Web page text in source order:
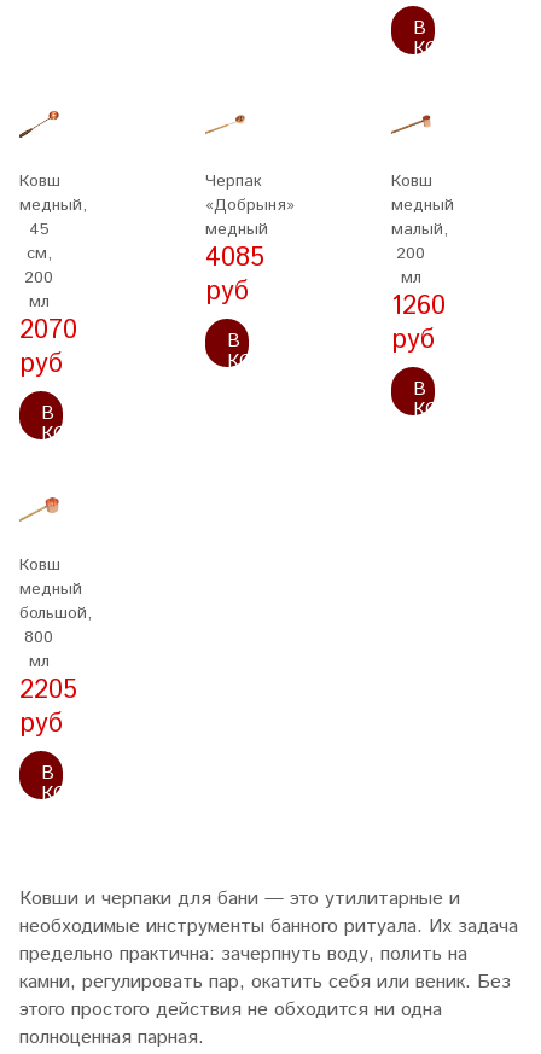
В
КОРЗИНУ
Ковш
медный,
45
см,
200
мл
2070
руб
В
КОРЗИНУ
Черпак
«Добрыня»
медный
4085
руб
В
КОРЗИНУ
Ковш
медный
малый,
200
мл
1260
руб
В
КОРЗИНУ
Ковш
медный
большой,
800
мл
2205
руб
В
КОРЗИНУ
Ковши и черпаки для бани — это утилитарные и
необходимые инструменты банного ритуала. Их задача
предельно практична: зачерпнуть воду, полить на
камни, регулировать пар, окатить себя или веник. Без
этого простого действия не обходится ни одна
полноценная парная.